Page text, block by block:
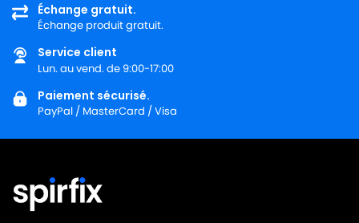
Échange gratuit.
Échange produit gratuit.
Service client
Lun. au vend. de 9:00-17:00
Paiement sécurisé.
PayPal / MasterCard / Visa